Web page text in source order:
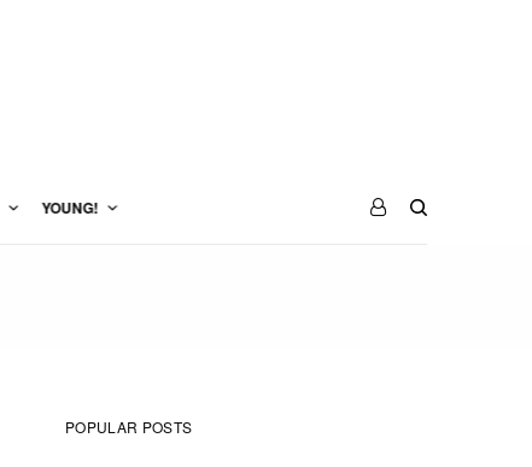
YOUNG!
POPULAR POSTS